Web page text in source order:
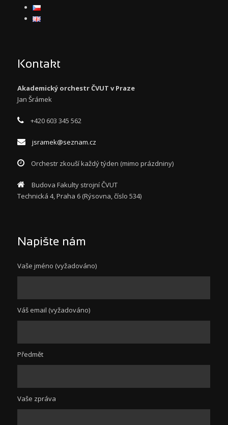
Kontakt
Akademický orchestr ČVUT v Praze
Jan Šrámek
+420 603 345 562
jsramek@seznam.cz
Orchestr zkouší každý týden (mimo prázdniny)
Budova Fakulty strojní ČVUT
Technická 4, Praha 6 (Rýsovna, číslo 534)
Napište nám
Vaše jméno (vyžadováno)
Váš email (vyžadováno)
Předmět
Vaše zpráva